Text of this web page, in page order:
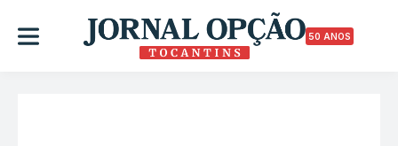
50 ANOS